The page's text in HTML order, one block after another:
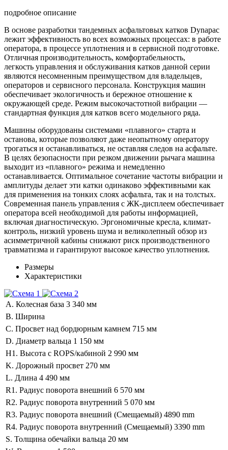
подробное описание
В основе разработки тандемных асфальтовых катков Dynapac
лежит эффективность во всех возможных процессах: в работе
оператора, в процессе уплотнения и в сервисной подготовке.
Отличная производительность, комфортабельность,
легкость управления и обслуживания катков данной серии
являются несомненным преимуществом для владельцев,
операторов и сервисного персонала. Конструкция машин
обеспечивает экологичность и бережное отношение к
окружающей среде. Режим высокочастотной вибрации —
стандартная функция для катков всего модельного ряда.
Машины оборудованы системами «плавного» старта и
останова, которые позволяют даже неопытному оператору
трогаться и останавливаться, не оставляя следов на асфальте.
В целях безопасности при резком движении рычага машина
выходит из «плавного» режима и немедленно
останавливается. Оптимальное сочетание частоты вибрации и
амплитуды делает эти катки одинаково эффективными как
для применения на тонких слоях асфальта, так и на толстых.
Современная панель управления с ЖК-дисплеем обеспечивает
оператора всей необходимой для работы информацией,
включая диагностическую. Эргономичные кресла, климат-
контроль, низкий уровень шума и великолепный обзор из
асимметричной кабины снижают риск производственного
травматизма и гарантируют высокое качество уплотнения.
Размеры
Характеристики
A. Колесная база 3 340 мм
B. Ширина
C. Просвет над бордюрным камнем 715 мм
D. Диаметр вальца 1 150 мм
H1. Высота с ROPS/кабиной 2 990 мм
K. Дорожный просвет 270 мм
L. Длина 4 490 мм
R1. Радиус поворота внешний 6 570 мм
R2. Радиус поворота внутренний 5 070 мм
R3. Радиус поворота внешний (Смещаемый) 4890 mm
R4. Радиус поворота внутренний (Смещаемый) 3390 mm
S. Толщина обечайки вальца 20 мм